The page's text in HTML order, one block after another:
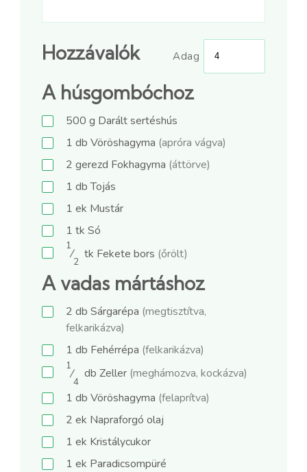
Hozzávalók Adag
A húsgombóchoz
500 g Darált sertéshús
1 db Vöröshagyma (apróra vágva)
2 gerezd Fokhagyma (áttörve)
1 dbTojás
1 ek Mustár
1 tk Só
1
⁄
2
tk Fekete bors (őrölt)
A vadas mártáshoz
2 db Sárgarépa (megtisztítva,
felkarikázva)
1 db Fehérrépa (felkarikázva)
1
⁄
4
db Zeller (meghámozva, kockázva)
1 db Vöröshagyma (felaprítva)
2 ek Napraforgó olaj
1 ek Kristálycukor
1 ek Paradicsompüré